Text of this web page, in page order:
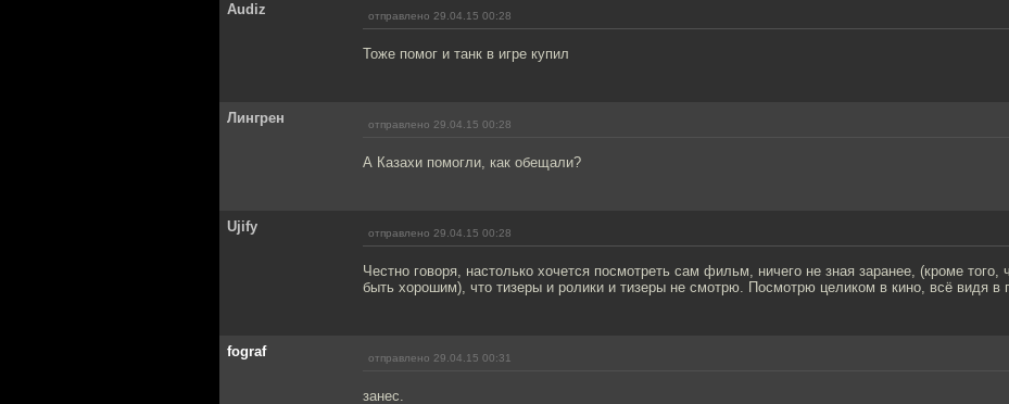
Audiz отправлено 29.04.15 00:28
Тоже помог и танк в игре купил
Лингрен отправлено 29.04.15 00:28
А Казахи помогли, как обещали?
Ujify отправлено 29.04.15 00:28
Честно говоря, настолько хочется посмотреть сам фильм, ничего не зная заранее, (кроме того,
быть хорошим), что тизеры и ролики и тизеры не смотрю. Посмотрю целиком в кино, всё видя в
fograf отправлено 29.04.15 00:31
занес.